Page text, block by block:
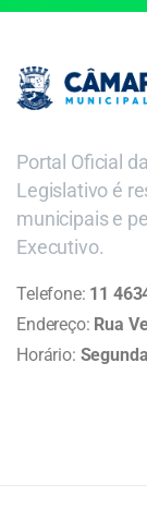
Portal Oficial
Legislativo é
municipais e
Executivo.
Telefone: 11
Endereço: Rua
Horário: